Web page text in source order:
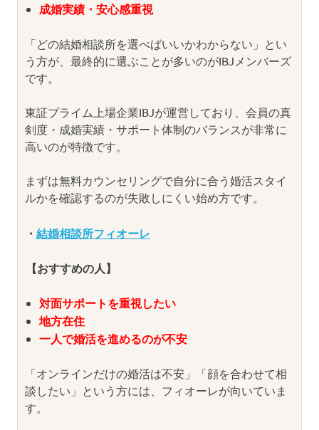
成婚実績・安心感重視
「どの結婚相談所を選べばいいかわからない」とい
う方が、最終的に選ぶことが多いのがIBJメンバーズ
です。
東証プライム上場企業IBJが運営しており、会員の真
剣度・成婚実績・サポート体制のバランスが非常に
高いのが特徴です。
まずは無料カウンセリングで自分に合う婚活スタイ
ルかを確認するのが失敗しにくい始め方です。
・ 結婚相談所フィオーレ
【おすすめの人】
対面サポートを重視したい
地方在住
一人で婚活を進めるのが不安
「オンラインだけの婚活は不安」「顔を合わせて相
談したい」という方には、フィオーレが向いていま
す。